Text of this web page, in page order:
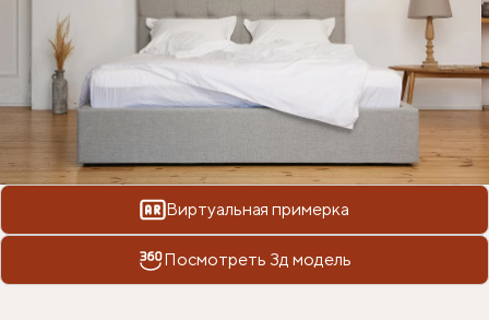
Виртуальная примерка
Посмотреть 3д модель